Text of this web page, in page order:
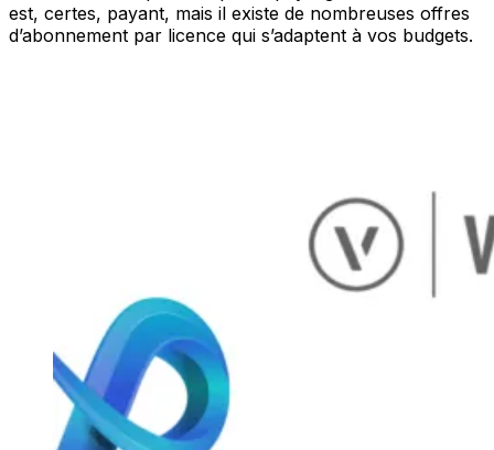
est, certes, payant, mais il existe de nombreuses offres
d’abonnement par licence qui s’adaptent à vos budgets.